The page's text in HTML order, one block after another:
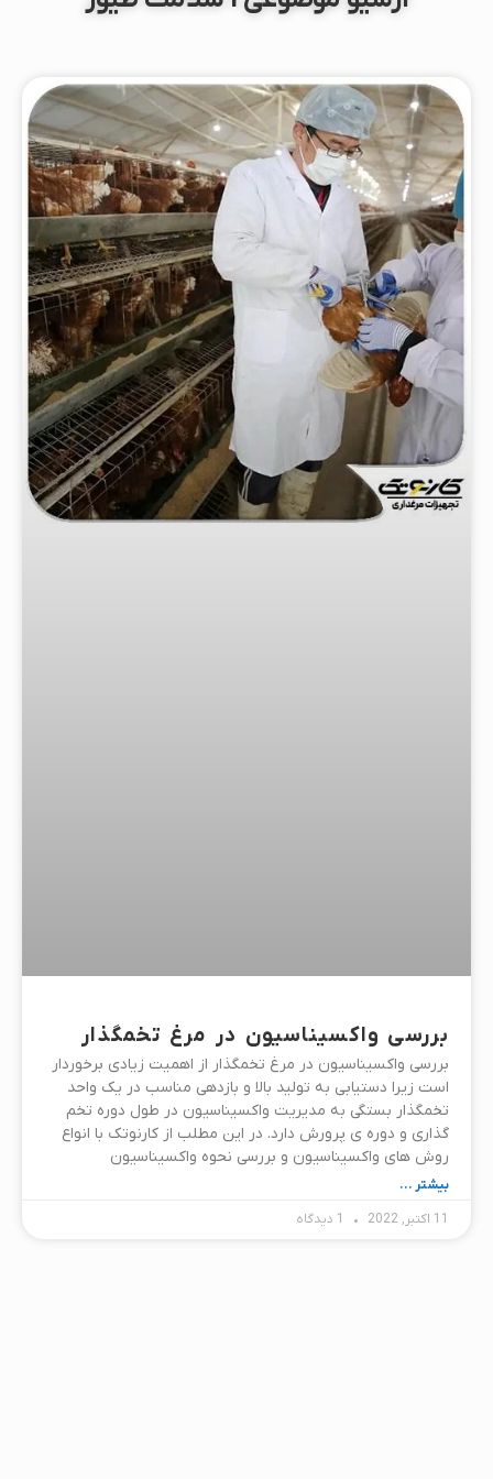
بررسی واکسیناسیون در مرغ تخمگذار
بررسی واکسیناسیون در مرغ تخمگذار از اهمیت زیادی برخوردار
است زیرا دستیابی به تولید بالا و بازدهی مناسب در یک واحد
تخمگذار بستگی به مدیریت واکسیناسیون در طول دوره تخم
گذاری و دوره ی پرورش دارد. در این مطلب از کارنوتک با انواع
روش های واکسیناسیون و بررسی نحوه واکسیناسیون
بیشتر ...
11 اکتبر, 2022